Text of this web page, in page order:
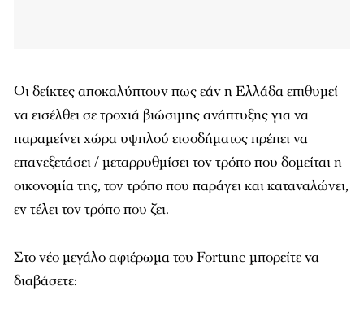
Οι δείκτες αποκαλύπτουν πως εάν η Ελλάδα επιθυμεί
να εισέλθει σε τροχιά βιώσιμης ανάπτυξης για να
παραμείνει χώρα υψηλού εισοδήματος πρέπει να
επανεξετάσει / μεταρρυθμίσει τον τρόπο που δομείται η
οικονομία της, τον τρόπο που παράγει και καταναλώνει,
εν τέλει τον τρόπο που ζει.
Στο νέο μεγάλο αφιέρωμα του Fortune μπορείτε να
διαβάσετε: